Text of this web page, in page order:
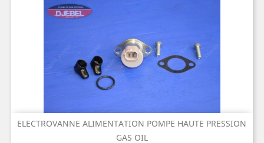
ELECTROVANNE ALIMENTATION POMPE HAUTE PRESSION
GAS OIL